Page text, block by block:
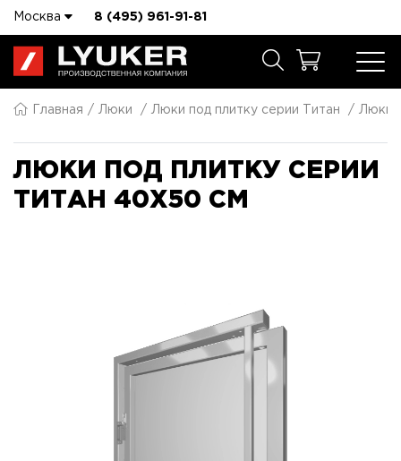
Москва 8 (495) 961-91-81
Главная Люки Люки под плитку серии Титан Люки
ЛЮКИ ПОД ПЛИТКУ СЕРИИ
ТИТАН 40X50 СМ